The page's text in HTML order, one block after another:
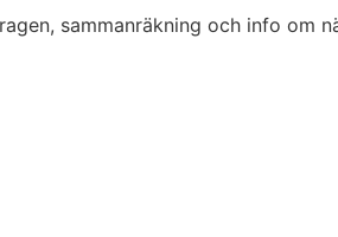
sammanräkning och info om